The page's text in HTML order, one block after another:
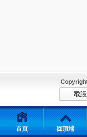
首頁 回頂端